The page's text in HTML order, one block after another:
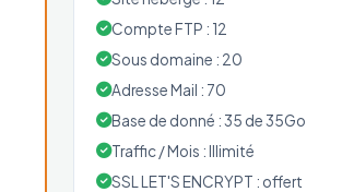
Compte FTP : 12
Sous domaine : 20
Adresse Mail : 70
Base de donné : 35 de 35Go
Traffic / Mois : Illimité
SSL LET'S ENCRYPT : offert